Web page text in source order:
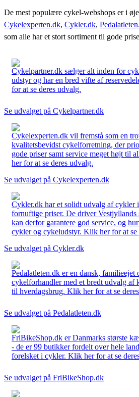
De mest populære cykel-webshops er i
Cykelexperten.dk, Cykler.dk,
som alle har et stort sortiment til gode
Cykelpartner.dk sælger alt inden for
udstyr og har en bred vifte af
for at se deres udvalg.
Se udvalget på Cykelpartner.dk
Cykelexperten.dk vil fremstå som en
kvalitetsbevidst cykelforretning, der
gode priser samt service meget højt til
her for at se deres udvalg.
Se udvalget på Cykelexperten.dk
Cykler.dk har et solidt udvalg af cykler
fornuftige priser. De driver
kan derfor garantere god service, og
cykler og cykeludstyr. Klik her for at se
Se udvalget på Cykler.dk
Pedalatleten.dk er en dansk, familieejet
cykelforhandler med et bredt udvalg af
til hverdagsbrug. Klik her for at se
Se udvalget på Pedalatleten.dk
FriBikeShop.dk er Danmarks største
- de er 99 butikker fordelt over hele
forelsket i cykler. Klik her for at se
Se udvalget på FriBikeShop.dk